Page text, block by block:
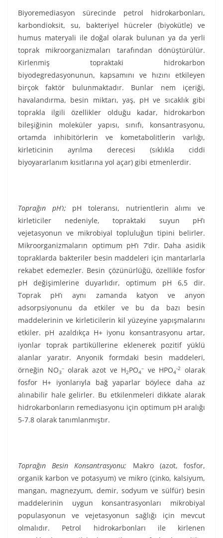
Biyoremediasyon sürecinde petrol hidrokarbonları,
karbondioksit, su, bakteriyel hücreler (biyokütle) ve
humus materyali ile doğal olarak bulunan ya da yerli
toprak mikroorganizmaları tarafından dönüştürülür.
Kirlenmiş topraktaki hidrokarbon
biyodegredasyonunun, kapsamını ve hızını etkileyen
birçok faktör bulunmaktadır. Bunlar nem içeriği,
havalandırma, besin miktarı, yaş, pH ve sıcaklık gibi
toprakla ilgili özellikler olduğu kadar, hidrokarbon
bileşiğinin moleküler yapısı, sınıfı, konsantrasyonu,
ortamda inhibitörlerin ve kometabolitlerin varlığı,
kirleticinin ayrılma derecesi (sıklıkla ciddi
biyoyararlanım kısıtlarına yol açar) gibi etmenlerdir.
Toprağın pH’ı; pH toleransı, nutrientlerin alımı ve
kirleticiler nedeniyle, topraktaki suyun pH’ı
vejetasyonun ve mikrobiyal topluluğun tipini belirler.
Mikroorganizmaların optimum pH’ı 7’dir. Daha asidik
topraklarda bakteriler besin maddeleri için mantarlarla
rekabet edemezler. Besin çözünürlüğü, özellikle fosfor
pH değişimlerine duyarlıdır, optimum pH 6,5 dir.
Toprak pH’ı aynı zamanda katyon ve anyon
adsorpsiyonunu da etkiler ve bu da bazı besin
maddelerinin ve kirleticilerin kil yüzeyine yapışmalarını
etkiler. pH azaldıkça H+ iyonu konsantrasyonu artar,
iyonlar toprak partiküllerine eklenerek pozitif yüklü
alanlar yaratır. Anyonik formdaki besin maddeleri,
örneğin NO3
–olarak azot ve H2PO4
– ve HPO4
-2 olarak
fosfor H+ iyonlarıyla bağ yaparlar böylece daha az
alınabilir hale gelirler. Bu etkilenmeleri dikkate alarak
hidrokarbonların remediasyonu için optimum pH aralığı
5-7.8 olarak tanımlanmıştır.
Toprağın Besin Konsantrasyonu; Makro (azot, fosfor,
organik karbon ve potasyum) ve mikro (çinko, kalsiyum,
mangan, magnezyum, demir, sodyum ve sülfür) besin
maddelerinin uygun konsantrasyonları mikrobiyal
populasyonun ve vejetasyonun sağlığı için mevcut
olmalıdır. Petrol hidrokarbonları ile kirlenen